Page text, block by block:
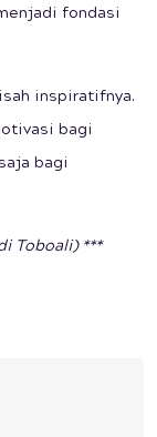
fondasi
inspiratifnya.
bagi
bagi
Toboali) ***